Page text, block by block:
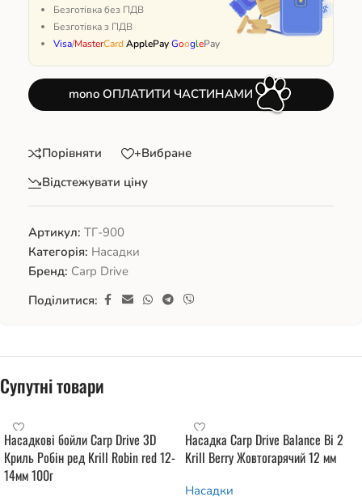
Безготівка без ПДВ
Безготівка з ПДВ
Visa/MasterCardApplePayGooglePay
mono ОПЛАТИТИ ЧАСТИНАМИ
Порівняти
+Вибране
Відстежувати ціну
Артикул: ТГ-900
Категорія: Насадки
Бренд: Carp Drive
Поділитися:
Супутні товари
Насадкові бойли Carp Drive 3D
Криль Робін ред Krill Robin red 12-
14мм 100г
Насадка Carp Drive Balance Bi 2
Krill Berry Жовтогарячий 12 мм
Насадки